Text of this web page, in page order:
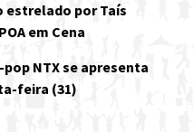
estrelado por Taís
em Cena
pop NTX se apresenta
feira (31)